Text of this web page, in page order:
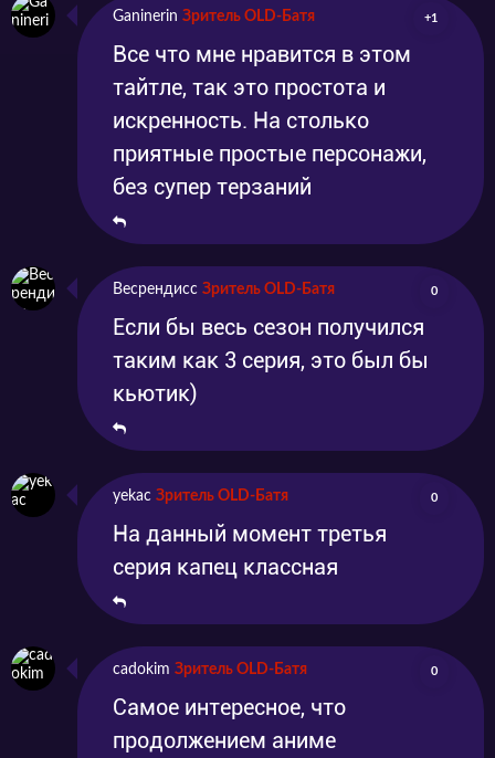
Ganinerin Зритель OLD-Батя +1
Все что мне нравится в этом
тайтле, так это простота и
искренность. На столько
приятные простые персонажи,
без супер терзаний
Весрендисс Зритель OLD-Батя 0
Если бы весь сезон получился
таким как 3 серия, это был бы
кьютик)
yekac Зритель OLD-Батя 0
На данный момент третья
серия капец классная
cadokim Зритель OLD-Батя 0
Самое интересное, что
продолжением аниме